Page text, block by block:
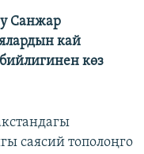
Санжар
кай
көз
саясий тополоңго